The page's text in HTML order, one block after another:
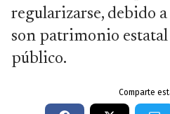
regularizarse, debido a
son patrimonio estatal
público.
Comparte